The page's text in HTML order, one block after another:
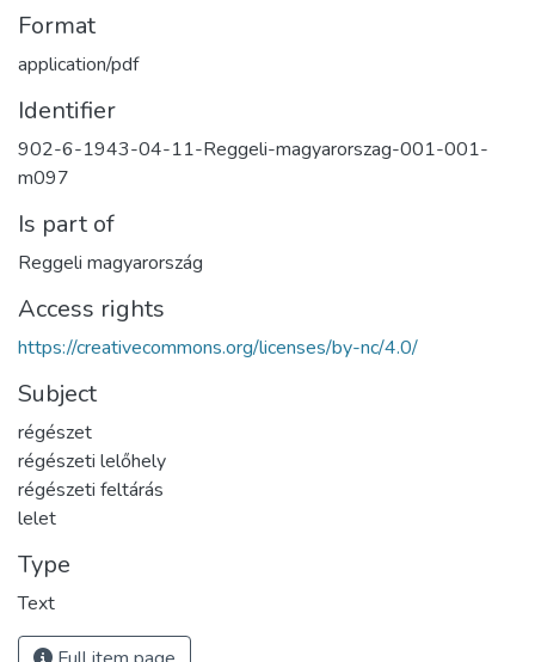
Format
application/pdf
Identifier
902-6-1943-04-11-Reggeli-magyarorszag-001-001-
m097
Is part of
Reggeli magyarország
Access rights
https://creativecommons.org/licenses/by-nc/4.0/
Subject
régészet
régészeti lelőhely
régészeti feltárás
lelet
Type
Text